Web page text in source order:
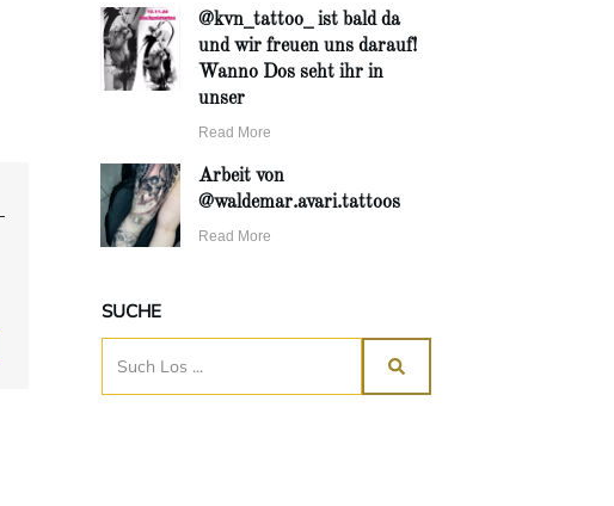
@kvn_tattoo_ ist bald da
und wir freuen uns darauf!
Wanno Dos seht ihr in
unser
Read More
Arbeit von
@waldemar.avari.tattoos
Read More
SUCHE